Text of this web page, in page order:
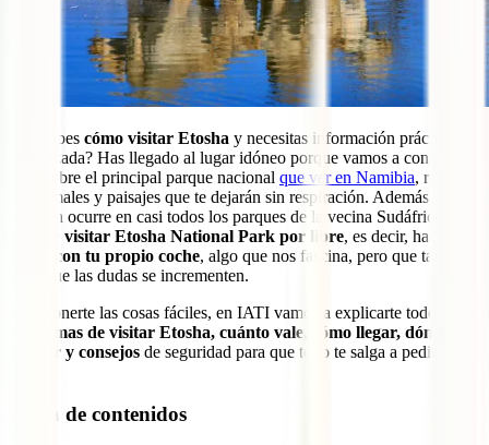
¿No sabes cómo visitar Etosha y necesitas información práctica y
actualizada? Has llegado al lugar idóneo porque vamos a contarte
todo sobre el principal parque nacional que ver en Namibia, repleto
de animales y paisajes que te dejarán sin respiración. Además, como
también ocurre en casi todos los parques de la vecina Sudáfrica,
posible visitar Etosha National Park por libre, es decir, hacer un
safari con tu propio coche, algo que nos fascina, pero que también
hace que las dudas se incrementen.
Para ponerte las cosas fáciles, en IATI vamos a explicarte todo sobre
formas de visitar Etosha, cuánto vale, cómo llegar, dónde
dormir y consejos de seguridad para que todo te salga a pedir de
Tabla de contenidos